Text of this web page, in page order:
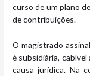
curso de um plano
de contribuições.
O magistrado
é subsidiária,
causa jurídica. Na